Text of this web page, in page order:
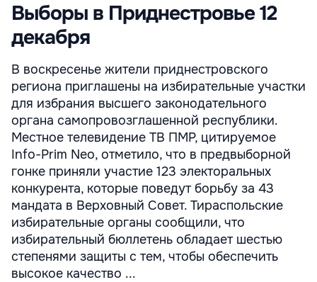
Выборы в Приднестровье 12
декабря
В воскресенье жители приднестровского
региона приглашены на избирательные участки
для избрания высшего законодательного
органа самопровозглашенной республики.
Местное телевидение ТВ ПМР, цитируемое
Info-Prim Neo, отметило, что в предвыборной
гонке приняли участие 123 электоральных
конкурента, которые поведут борьбу за 43
мандата в Верховный Совет. Тираспольские
избирательные органы сообщили, что
избирательный бюллетень обладает шестью
степенями защиты с тем, чтобы обеспечить
высокое качество ...